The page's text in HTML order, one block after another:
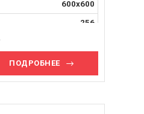
600x600
256
ПОДРОБНЕЕ